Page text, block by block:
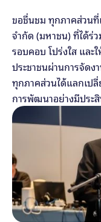
ขอชื่นชม ทุกภาคส่วนที่
จำกัด (มหาชน) ที่ได้ร่
รอบคอบ โปร่งใส แล
ประชาชนผ่านการจัดง
ทุกภาคส่วนได้แลกเป
การพัฒนาอย่างมีประ